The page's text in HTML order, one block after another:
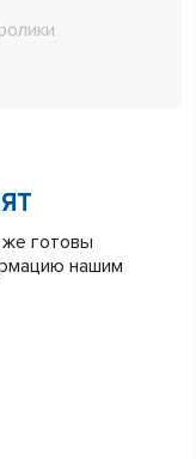
готовы
нашим